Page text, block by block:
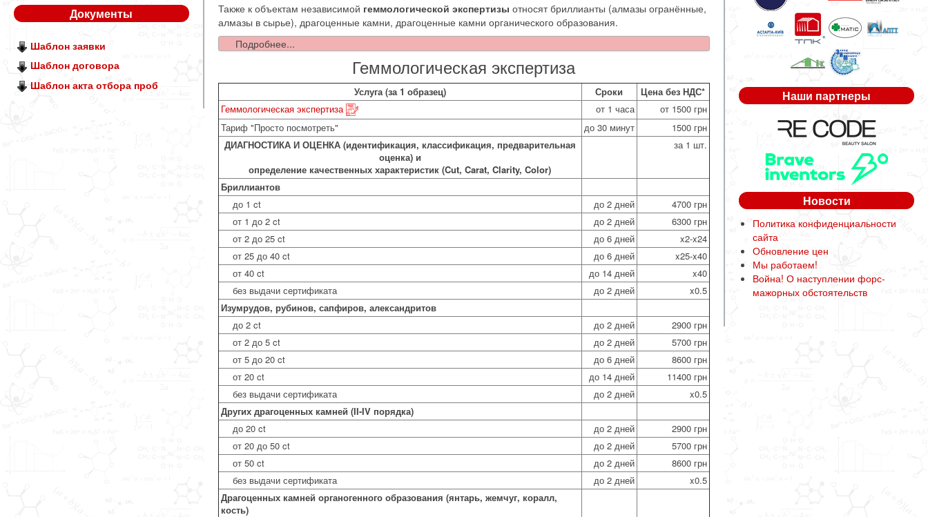
Также к объектам независимой геммологической экспертизы относят бриллианты (алмазы огранённые,
алмазы в сырье), драгоценные камни, драгоценные камни органического образования.
Подробнее...
Геммологическая экспертиза
Услуга (за 1 образец) Сроки
Цена без НДС*
Геммологическая экспертиза
от 1 часа
от 1500 грн
Тариф "Просто посмотреть"
до 30 минут
1500 грн
ДИАГНОСТИКА И ОЦЕНКА (идентификация, классификация, предварительная
оценка) и
определение качественных характеристик (Cut, Carat, Clarity, Color)
за 1 шт.
Бриллиантов
до 1 ct
до 2 дней
4700 грн
от 1 до 2 ct
до 2 дней
6300 грн
от 2 до 25 ct
до 6 дней
x2-x24
от 25 до 40 ct
до 6 дней
x25-x40
от 40 ct
до 14 дней
x40
без выдачи сертификата
до 2 дней
x0.5
Изумрудов, рубинов, сапфиров, александритов
до 2 ct
до 2 дней
2900 грн
от 2 до 5 ct
до 2 дней
5700 грн
от 5 до 20 ct
до 6 дней
8600 грн
от 20 ct
до 14 дней
11400 грн
без выдачи сертификата
до 2 дней
x0.5
Других драгоценных камней (II-IV порядка)
до 20 ct
до 2 дней
2900 грн
от 20 до 50 ct
до 2 дней
5700 грн
от 50 ct
до 2 дней
8600 грн
без выдачи сертификата
до 2 дней
x0.5
Драгоценных камней органогенного образования (янтарь, жемчуг, коралл,
кость)
Документы
Шаблон заявки
Шаблон договора
Шаблон акта отбора проб
Наши партнеры
Новости
Политика конфиденциальности
сайта
Обновление цен
Мы работаем!
Война! О наступлении форс-
мажорных обстоятельств